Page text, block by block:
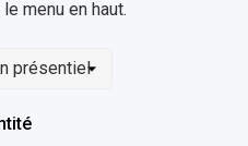
menu en haut.